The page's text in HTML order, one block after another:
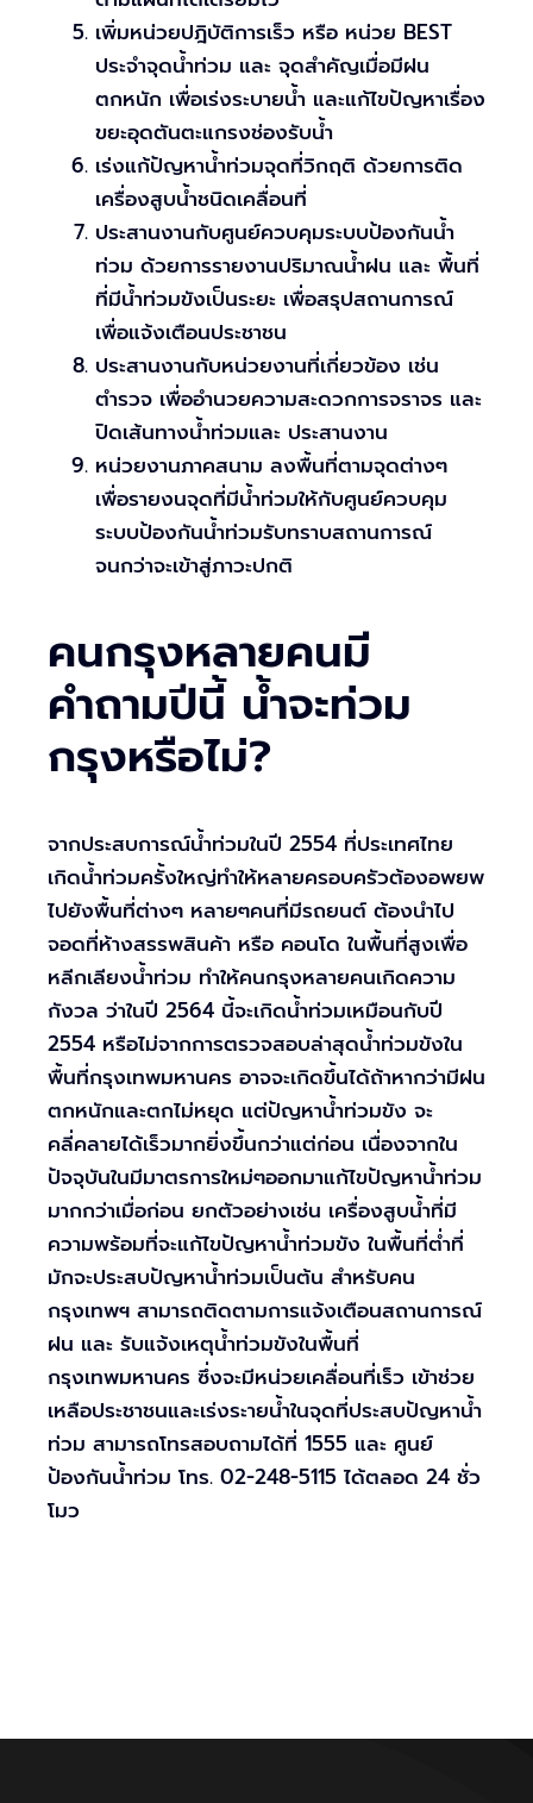
เพิ่มหน่วยปฎิบัติการเร็ว หรือ หน่วย BEST
ประจำจุดน้ำท่วม และ จุดสำคัญเมื่อมีฝน
ตกหนัก เพื่อเร่งระบายน้ำ และแก้ไขปัญหาเรื่อง
ขยะอุดตันตะแกรงช่องรับน้ำ
เร่งแก้ปัญหาน้ำท่วมจุดที่วิกฤติ ด้วยการติด
เครื่องสูบน้ำชนิดเคลื่อนที่
ประสานงานกับศูนย์ควบคุมระบบป้องกันน้ำ
ท่วม ด้วยการรายงานปริมาณน้ำฝน และ พื้นที่
ที่มีน้ำท่วมขังเป็นระยะ เพื่อสรุปสถานการณ์
เพื่อแจ้งเตือนประชาชน
ประสานงานกับหน่วยงานที่เกี่ยวข้อง เช่น
ตำรวจ เพื่ออำนวยความสะดวกการจราจร และ
ปิดเส้นทางน้ำท่วมและ ประสานงาน
หน่วยงานภาคสนาม ลงพื้นที่ตามจุดต่างๆ
เพื่อรายงนจุดที่มีน้ำท่วมให้กับศูนย์ควบคุม
ระบบป้องกันน้ำท่วมรับทราบสถานการณ์
จนกว่าจะเข้าสู่ภาวะปกติ
คนกรุงหลายคนมี
คำถามปีนี้ น้ำจะท่วม
กรุงหรือไม่?
จากประสบการณ์น้ำท่วมในปี 2554 ที่ประเทศไทย
เกิดน้ำท่วมครั้งใหญ่ทำให้หลายครอบครัวต้องอพยพ
ไปยังพื้นที่ต่างๆ หลายๆคนที่มีรถยนต์ ต้องนำไป
จอดที่ห้างสรรพสินค้า หรือ คอนโด ในพื้นที่สูงเพื่อ
หลีกเลียงน้ำท่วม ทำให้คนกรุงหลายคนเกิดความ
กังวล ว่าในปี 2564 นี้จะเกิดน้ำท่วมเหมือนกับปี
2554 หรือไม่จากการตรวจสอบล่าสุดน้ำท่วมขังใน
พื้นที่กรุงเทพมหานคร อาจจะเกิดขึ้นได้ถ้าหากว่ามีฝน
ตกหนักและตกไม่หยุด แต่ปัญหาน้ำท่วมขัง จะ
คลี่คลายได้เร็วมากยิ่งขึ้นกว่าแต่ก่อน เนื่องจากใน
ปัจจุบันในมีมาตรการใหม่ๆออกมาแก้ไขปัญหาน้ำท่วม
มากกว่าเมื่อก่อน ยกตัวอย่างเช่น เครื่องสูบน้ำที่มี
ความพร้อมที่จะแก้ไขปัญหาน้ำท่วมขัง ในพื้นที่ต่ำที่
มักจะประสบปัญหาน้ำท่วมเป็นต้น สำหรับคน
กรุงเทพฯ สามารถติดตามการแจ้งเตือนสถานการณ์
ฝน และ รับแจ้งเหตุน้ำท่วมขังในพื้นที่
กรุงเทพมหานคร ซึ่งจะมีหน่วยเคลื่อนที่เร็ว เข้าช่วย
เหลือประชาชนและเร่งระายน้ำในจุดที่ประสบปัญหาน้ำ
ท่วม สามารถโทรสอบถามได้ที่ 1555 และ ศูนย์
ป้องกันน้ำท่วม โทร. 02-248-5115 ได้ตลอด 24 ชั่ว
โมว